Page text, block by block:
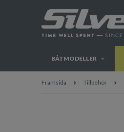
BÅTMODELLER
Framsida Tillbehör